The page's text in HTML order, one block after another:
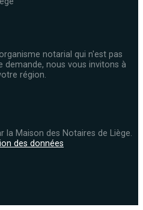
notarial qui n'est pas
demande, nous vous invitons à
région.
Maison des Notaires de Liège.
des données